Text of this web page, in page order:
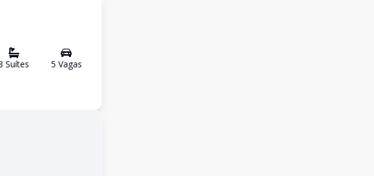
Suítes 5 Vagas